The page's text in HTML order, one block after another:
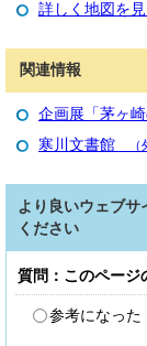
詳しく地図を
関連情報
企画展「茅ヶ
寒川文書館 （
より良いウェブサ
ください
質問：このページ
参考になった